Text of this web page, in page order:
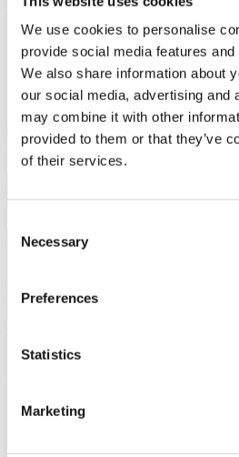
We use cookies to personalise
provide social media features
We also share information about
our social media, advertising and
may combine it with other
provided to them or that they’ve
of their services.
Selection
Necessary
Preferences
Statistics
Marketing
fitness, Sauna);
Garagem Local (Cave);
Vistas
Panorâmicas;
ZonaAcessos (Bons), Centralidade
Proximidade (Centros Comerciais,
Hospital, Jardins, Supermercado);
Contacte-nos +351 215 552 431*
Interessado?Agende visita ou solicite
Ao pedir informações está a autorizar a
International Realty a guardar os seus